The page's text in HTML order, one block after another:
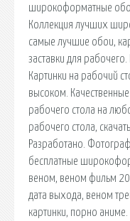
широкоформатные
Коллекция лучших
самые лучшие обои,
заставки для
Картинки на рабочий
высоком.
рабочего стола на
рабочего стола,
Разработано.
бесплатные
веном, веном фильм
дата выхода, веном
картинки, порно